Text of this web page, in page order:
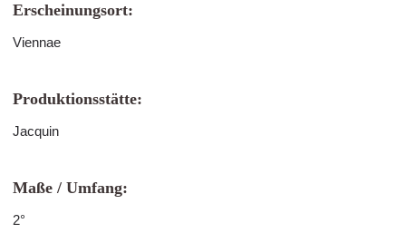
Erscheinungsort:
Viennae
Produktionsstätte:
Jacquin
Maße / Umfang:
2°